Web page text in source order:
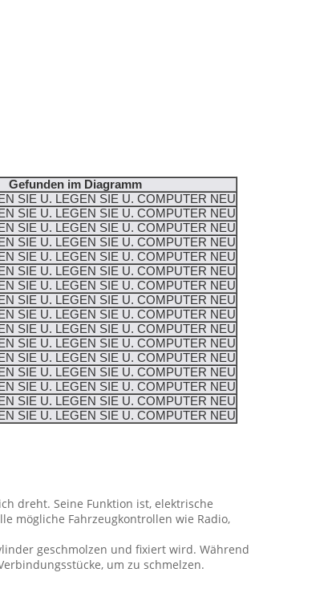
Gefunden im Diagramm
SIE U. LEGEN SIE U. COMPUTER NEU
SIE U. LEGEN SIE U. COMPUTER NEU
SIE U. LEGEN SIE U. COMPUTER NEU
SIE U. LEGEN SIE U. COMPUTER NEU
SIE U. LEGEN SIE U. COMPUTER NEU
SIE U. LEGEN SIE U. COMPUTER NEU
SIE U. LEGEN SIE U. COMPUTER NEU
SIE U. LEGEN SIE U. COMPUTER NEU
SIE U. LEGEN SIE U. COMPUTER NEU
SIE U. LEGEN SIE U. COMPUTER NEU
SIE U. LEGEN SIE U. COMPUTER NEU
SIE U. LEGEN SIE U. COMPUTER NEU
SIE U. LEGEN SIE U. COMPUTER NEU
SIE U. LEGEN SIE U. COMPUTER NEU
SIE U. LEGEN SIE U. COMPUTER NEU
SIE U. LEGEN SIE U. COMPUTER NEU
dreht. Seine Funktion ist, elektrische
mögliche Fahrzeugkontrollen wie Radio,
geschmolzen und fixiert wird. Während
um zu schmelzen.